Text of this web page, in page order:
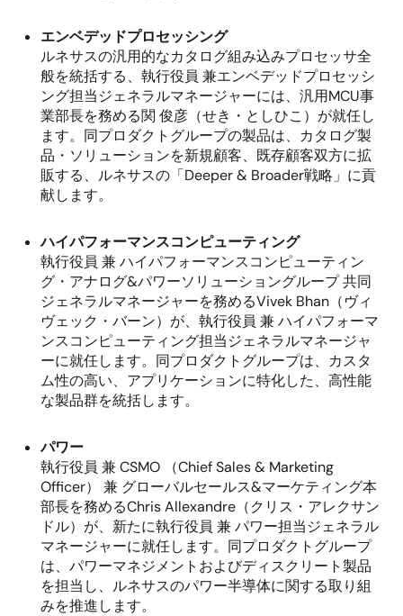
エンベデッドプロセッシング
ルネサスの汎用的なカタログ組み込みプロセッサ全
般を統括する、執行役員 兼エンベデッドプロセッシ
ング担当ジェネラルマネージャーには、汎用MCU事
業部長を務める関 俊彦（せき・としひこ）が就任し
ます。同プロダクトグループの製品は、カタログ製
品・ソリューションを新規顧客、既存顧客双方に拡
販する、ルネサスの「Deeper & Broader戦略」に貢
献します。
ハイパフォーマンスコンピューティング
執行役員 兼 ハイパフォーマンスコンピューティン
グ・アナログ&パワーソリューショングループ 共同
ジェネラルマネージャーを務めるVivek Bhan （ヴィ
ヴェック・バーン）が、執行役員 兼 ハイパフォーマ
ンスコンピューティング担当ジェネラルマネージャ
ーに就任します。同プロダクトグループは、カスタ
ム性の高い、アプリケーションに特化した、高性能
な製品群を統括します。
パワー
執行役員 兼CSMO （Chief Sales & Marketing
Officer） 兼 グローバルセールス&マーケティング本
部長を務めるChris Allexandre （クリス・アレクサン
ドル）が、新たに執行役員 兼 パワー担当ジェネラル
マネージャーに就任します。同プロダクトグループ
は、パワーマネジメントおよびディスクリート製品
を担当し、ルネサスのパワー半導体に関する取り組
みを推進します。